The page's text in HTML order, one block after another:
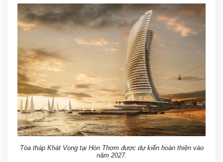
Tòa tháp Khát Vọng tại Hòn Thơm được dự kiến hoàn thiện vào
năm 2027.